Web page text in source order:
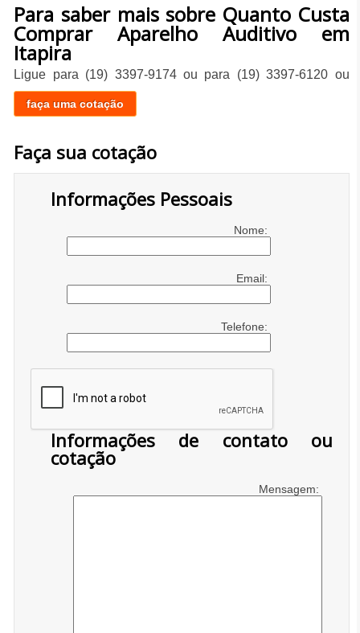
Para saber mais sobre Quanto Custa
Comprar Aparelho Auditivo em
Itapira
Ligue para (19) 3397-9174ou para (19) 3397-6120 ou
faça uma cotação
Faça sua cotação
Informações Pessoais
Nome:
Email:
Telefone:
Informações de contato ou
cotação
Mensagem: